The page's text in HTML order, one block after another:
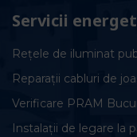
Servicii
Rețele de iluminat
Reparații cabluri de
Verificare PRAM
Instalații de legare la